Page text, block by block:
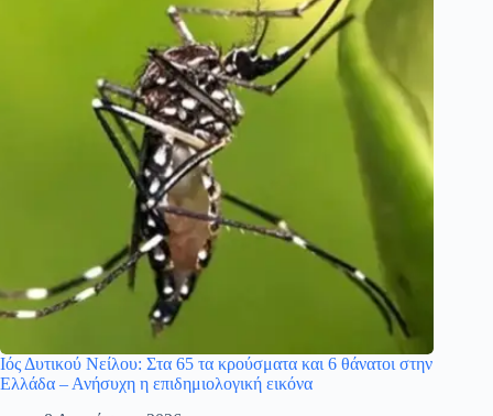
Ιός Δυτικού Νείλου: Στα 65 τα κρούσματα και 6 θάνατοι στην
Ελλάδα – Ανήσυχη η επιδημιολογική εικόνα